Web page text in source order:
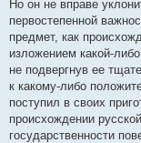
Но он не вправе
первостепенной
предмет, как
изложением какой-
не подвергнув ее
к какому-либо
поступил в своих
происхождении
государственности